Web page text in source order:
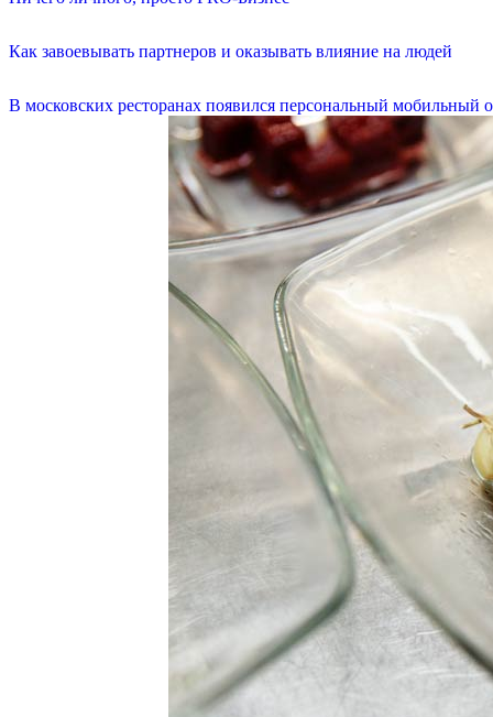
Как завоевывать партнеров и оказывать влияние на людей
В московских ресторанах появился персональный мобильный